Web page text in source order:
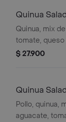
Quinua
Quinua, mix
tomate, queso
palmitos y
$ 27.900
Quinua
Pollo, quinua,
aguacate,